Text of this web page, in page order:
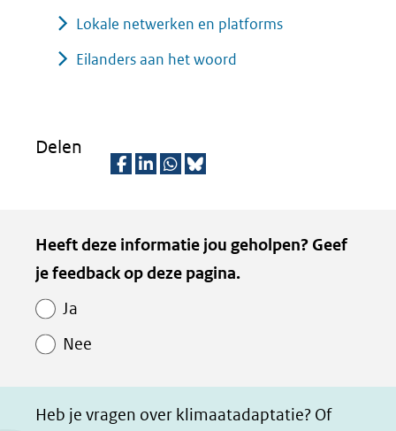
Lokale netwerken en platforms
Eilanders aan het woord
Delen
l
e
a
l
e
i
l
e
h
z
e
n
Kopie
van
Paginawaardering
Heeft deze informatie jou geholpen? Geef
je feedback op deze pagina.
Ja
Nee
Heb je vragen over klimaatadaptatie? Of